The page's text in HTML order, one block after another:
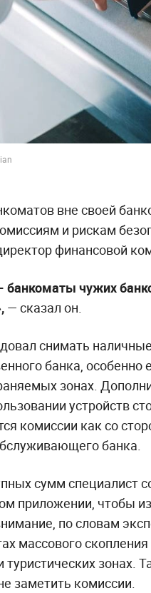
вне своей
и рискам
финансовой
банкоматы чужих
— сказал он.
снимать
банка,
зонах.
устройств
комиссии как со
банка.
сумм специалист
приложении, чтобы
по словам
массового
туристических зонах.
заметить комиссии.